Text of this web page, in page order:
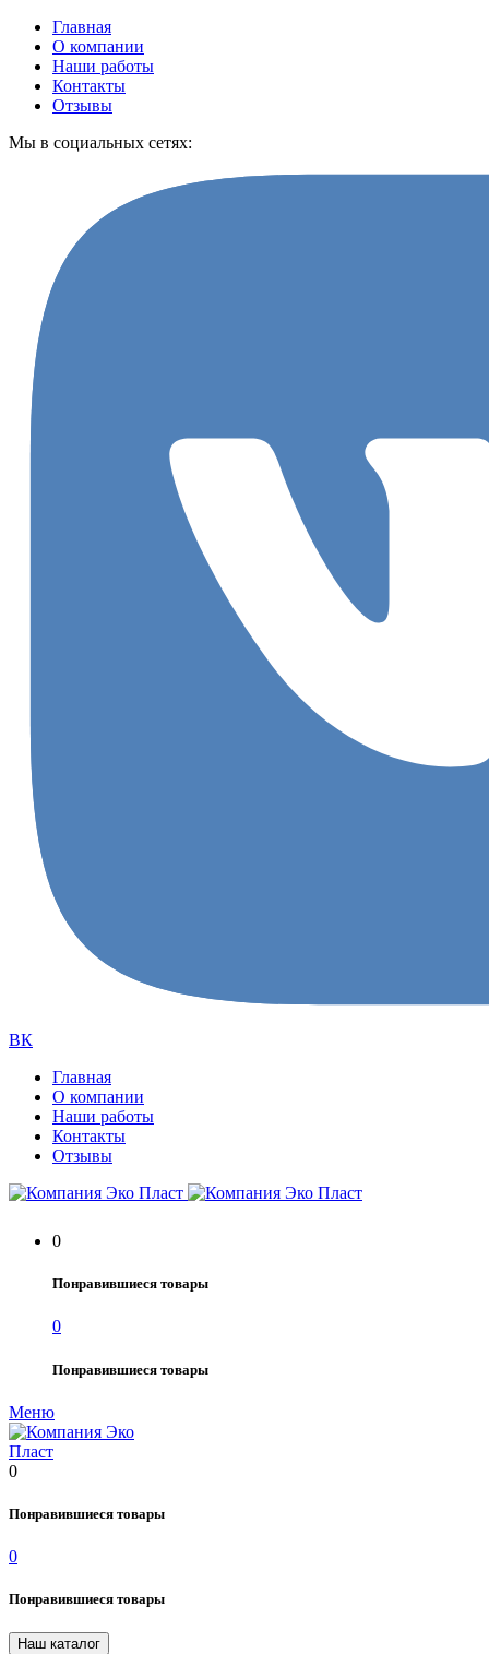
Главная
О компании
Наши работы
Контакты
Отзывы
Мы в социальных сетях:
ВК
Главная
О компании
Наши работы
Контакты
Отзывы
0
Понравившиеся товары
0
Понравившиеся товары
Меню
0
Понравившиеся товары
0
Понравившиеся товары
Наш каталог